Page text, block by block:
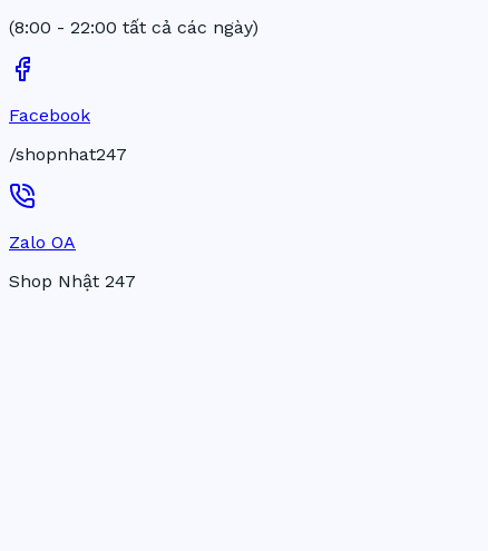
(8:00 - 22:00 tất cả các ngày)
Facebook
/shopnhat247
Zalo OA
Shop Nhật 247